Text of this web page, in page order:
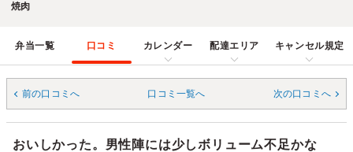
焼肉
弁当一覧 口コミ カレンダー 配達エリア キャンセル規定
前の口コミへ 口コミ一覧へ 次の口コミへ
おいしかった。男性陣には少しボリューム不足かな